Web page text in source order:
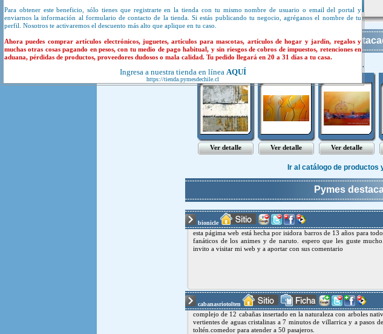
Para obtener este beneficio, sólo tienes que registrarte en la tienda con tu mismo nombre de usuario o email del portal y
enviarnos la información al formulario de contacto de la tienda. Si estás publicando tu negocio, agréganos el nombre de tu
perfil. Nosotros te activaremos el descuento más alto que aplique en tu caso.
Ahora puedes comprar artículos electrónicos, juguetes, artículos para mascotas, artículos de hogar y jardín, regalos y
muchas otras cosas pagando en pesos, con tu medio de pago habitual, y sin riesgos de cobros de impuestos, retenciones en
aduana, pérdidas de productos, proveedores dudosos o mala calidad. Tu pedido llegará en 20 a 31 días a tu casa.
Ingresa a nuestra tienda en línea AQUÍ
https://tienda.pymesdechile.cl
Productos y servicios
Ver detalle Ver detalle
cuadros mo..
Ver detalle
Ir al catálogo de
Pymes
bionicle
esta págima web está hecha por isidora barros de 13 años para
fanáticos de los animes y de naruto. espero que les guste
invito a visitar mi web y a aportar con sus comentario
cabanasriotolten
complejo de 12 cabañas insertado en la naturaleza con arboles
vertientes de aguas cristalinas a 7 minutos de villarrica y a pasos
toltén.comedor para atender a 50 pasajeros.